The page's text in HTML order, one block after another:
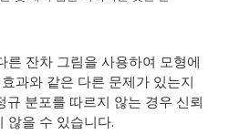
른 잔차 그림을 사용하여 모형에
과와 같은 다른 문제가 있는지
규 분포를 따르지 않는 경우 신뢰
않을 수 있습니다.